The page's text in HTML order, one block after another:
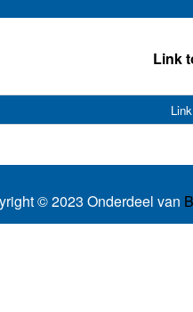
Link
© 2023 Onderdeel van